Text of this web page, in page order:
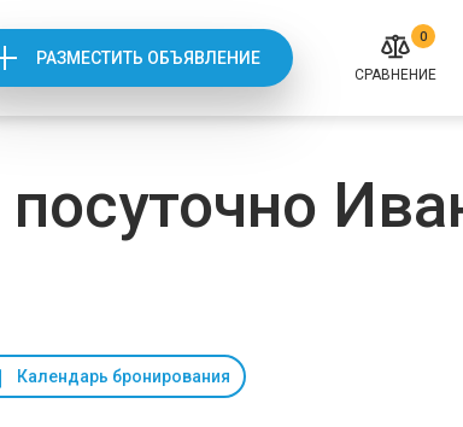
РАЗМЕСТИТЬ ОБЪЯВЛЕНИЕ
0
СРАВНЕНИЕ
Календарь бронирования